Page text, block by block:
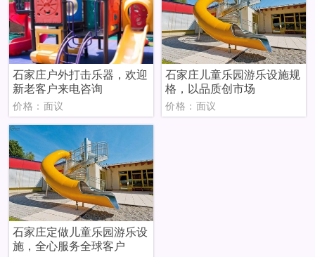
石家庄户外打击乐器，欢迎
新老客户来电咨询
价格：面议
石家庄儿童乐园游乐设施规
格，以品质创市场
价格：面议
石家庄定做儿童乐园游乐设
施，全心服务全球客户